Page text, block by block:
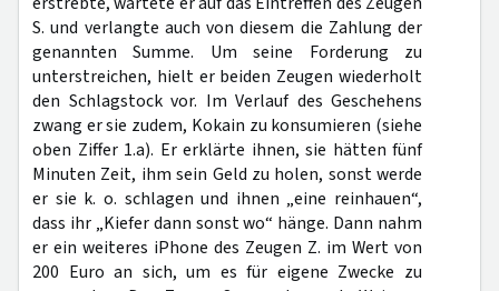
S. und verlangte auch von diesem die Zahlung der
genannten Summe. Um seine Forderung zu
unterstreichen, hielt er beiden Zeugen wiederholt
den Schlagstock vor. Im Verlauf des Geschehens
zwang er sie zudem, Kokain zu konsumieren (siehe
oben Ziffer 1.a). Er erklärte ihnen, sie hätten fünf
Minuten Zeit, ihm sein Geld zu holen, sonst werde
er sie k. o. schlagen und ihnen „eine reinhauen“,
dass ihr „Kiefer dann sonst wo“ hänge. Dann nahm
er ein weiteres iPhone des Zeugen Z. im Wert von
200 Euro an sich, um es für eigene Zwecke zu